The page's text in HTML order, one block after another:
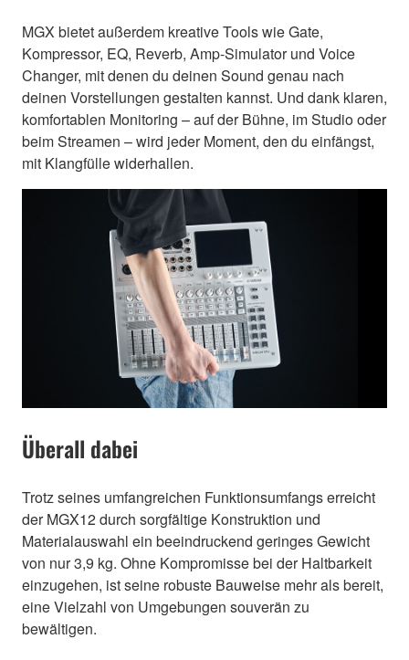
MGX bietet außerdem kreative Tools wie Gate,
Kompressor, EQ, Reverb, Amp-Simulator und Voice
Changer, mit denen du deinen Sound genau nach
deinen Vorstellungen gestalten kannst. Und dank klaren,
komfortablen Monitoring – auf der Bühne, im Studio oder
beim Streamen – wird jeder Moment, den du einfängst,
mit Klangfülle widerhallen.
Überall dabei
Trotz seines umfangreichen Funktionsumfangs erreicht
der MGX12 durch sorgfältige Konstruktion und
Materialauswahl ein beeindruckend geringes Gewicht
von nur 3,9 kg. Ohne Kompromisse bei der Haltbarkeit
einzugehen, ist seine robuste Bauweise mehr als bereit,
eine Vielzahl von Umgebungen souverän zu
bewältigen.